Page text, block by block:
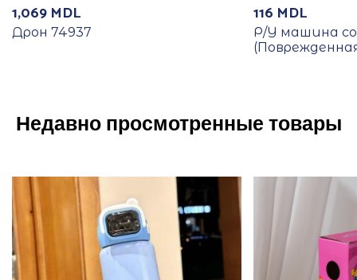
1,069 MDL
Дрон 74937
116 MDL
Р/У машина
Недавно просмотренные товары